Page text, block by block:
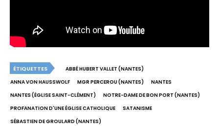
ÉTIQUETTES
ABBÉ HUBERT VALLET (NANTES)
ANNA VON HAUSSWOLF
MGR PERCEROU (NANTES)
NANTES
NANTES (ÉGLISE SAINT-CLÉMENT)
NOTRE-DAME DE BON PORT (NANTES)
PROFANATION D'UNE ÉGLISE CATHOLIQUE
SATANISME
SÉBASTIEN DE GROULARD (NANTES)